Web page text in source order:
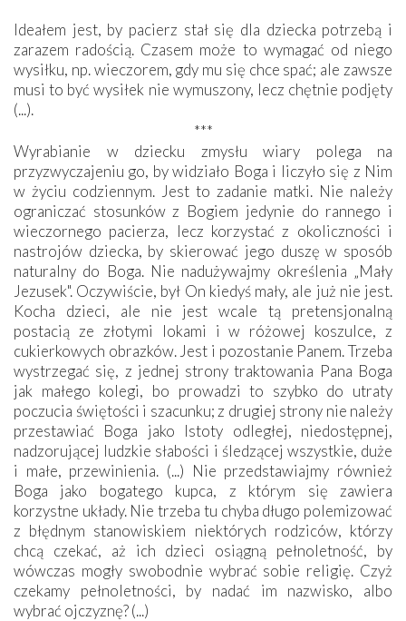
Ideałem jest, by pacierz stał się dla dziecka potrzebą i
zarazem radością. Czasem może to wymagać od niego
wysiłku, np. wieczorem, gdy mu się chce spać; ale zawsze
musi to być wysiłek nie wymuszony, lecz chętnie podjęty
(...).
***
Wyrabianie w dziecku zmysłu wiary polega na
przyzwyczajeniu go, by widziało Boga i liczyło się z Nim
w życiu codziennym. Jest to zadanie matki. Nie należy
ograniczać stosunków z Bogiem jedynie do rannego i
wieczornego pacierza, lecz korzystać z okoliczności i
nastrojów dziecka, by skierować jego duszę w sposób
naturalny do Boga. Nie nadużywajmy określenia „Mały
Jezusek". Oczywiście, był On kiedyś mały, ale już nie jest.
Kocha dzieci, ale nie jest wcale tą pretensjonalną
postacią ze złotymi lokami i w różowej koszulce, z
cukierkowych obrazków. Jest i pozostanie Panem. Trzeba
wystrzegać się, z jednej strony traktowania Pana Boga
jak małego kolegi, bo prowadzi to szybko do utraty
poczucia świętości i szacunku; z drugiej strony nie należy
przestawiać Boga jako Istoty odległej, niedostępnej,
nadzorującej ludzkie słabości i śledzącej wszystkie, duże
i małe, przewinienia. (...) Nie przedstawiajmy również
Boga jako bogatego kupca, z którym się zawiera
korzystne układy. Nie trzeba tu chyba długo polemizować
z błędnym stanowiskiem niektórych rodziców, którzy
chcą czekać, aż ich dzieci osiągną pełnoletność, by
wówczas mogły swobodnie wybrać sobie religię. Czyż
czekamy pełnoletności, by nadać im nazwisko, albo
wybrać ojczyznę? (...)